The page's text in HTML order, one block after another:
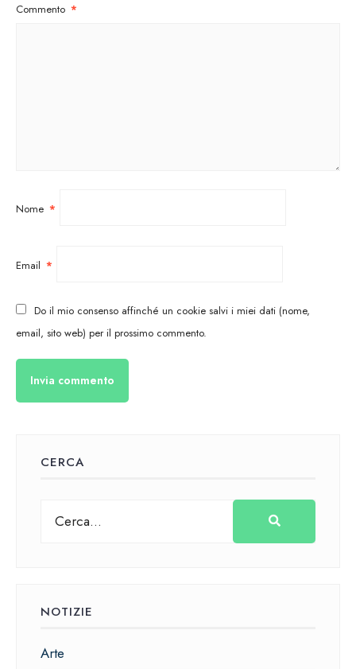
Commento *
Nome *
Email *
Do il mio consenso affinché un cookie salvi i miei dati (nome,
email, sito web) per il prossimo commento.
CERCA
NOTIZIE
Arte